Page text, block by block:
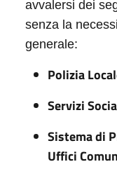
avvalersi dei
senza la
generale:
Polizia
Servizi
Sistema di
Uffici